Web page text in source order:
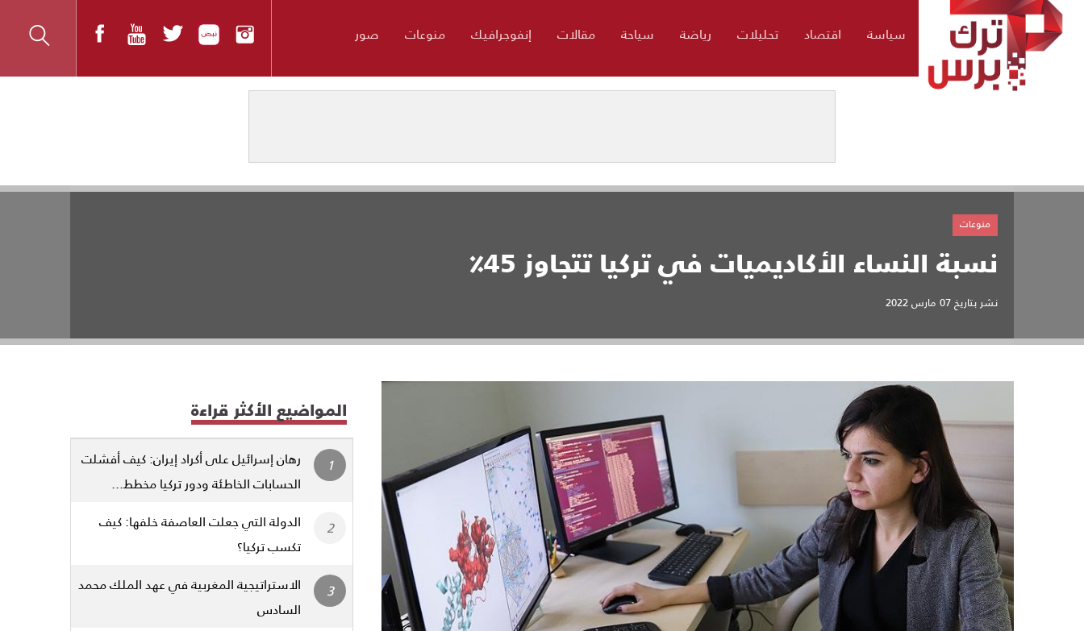
سياسة اقتصاد تحليلات رياضة سياحة مقالات إنفوجرافيك منوعات صور
نسبة النساء الأكاديميات في تركيا تتجاوز 45٪
نشر بتاريخ07 مارس 2022
منوعات
المواضيع الأكثر قراءة
رهان إسرائيل على أكراد إيران: كيف أفشلت
الحسابات الخاطئة ودور تركيا مخطط...
الدولة التي جعلت العاصفة خلفها: كيف
تكسب تركيا؟
الاستراتيجية المغربية في عهد الملك محمد
السادس